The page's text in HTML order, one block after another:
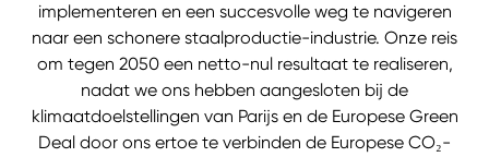
implementeren en een succesvolle weg te navigeren
naar een schonere staalproductie-industrie. Onze reis
om tegen 2050 een netto-nul resultaat te realiseren,
nadat we ons hebben aangesloten bij de
klimaatdoelstellingen van Parijs en de Europese Green
Deal door ons ertoe te verbinden de Europese CO₂-